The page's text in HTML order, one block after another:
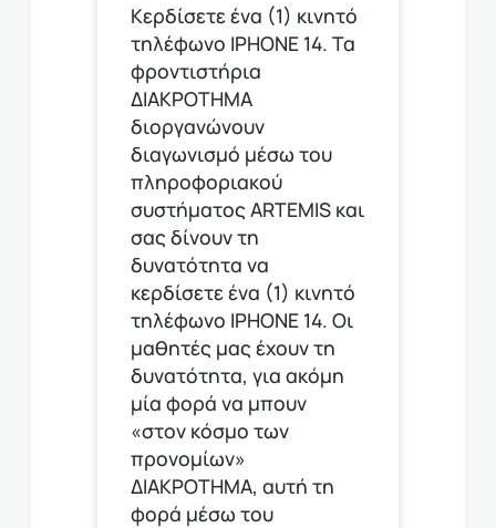
Κερδίσετε ένα (1) κινητό
τηλέφωνο ΙΡΗΟΝΕ 14. Τα
φροντιστήρια
ΔΙΑΚΡΟΤΗΜΑ
διοργανώνουν
διαγωνισμό μέσω του
πληροφοριακού
συστήματος ARTEMIS και
σας δίνουν τη
δυνατότητα να
κερδίσετε ένα (1) κινητό
τηλέφωνο ΙΡΗΟΝΕ 14. Οι
μαθητές μας έχουν τη
δυνατότητα, για ακόμη
μία φορά να μπουν
«στον κόσμο των
προνομίων»
ΔΙΑΚΡΟΤΗΜΑ, αυτή τη
φορά μέσω του